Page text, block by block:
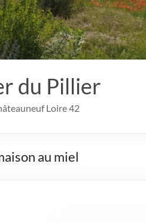
du Pillier
Loire 42
au miel